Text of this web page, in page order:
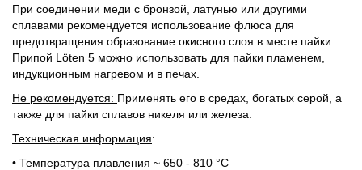
При соединении меди с бронзой, латунью или другими
сплавами рекомендуется использование флюса для
предотвращения образование окисного слоя в месте пайки.
Припой Löten 5 можно использовать для пайки пламенем,
индукционным нагревом и в печах.
Не рекомендуется: Применять его в средах, богатых серой, а
также для пайки сплавов никеля или железа.
Техническая информация:
• Температура плавления ~ 650 - 810 °C